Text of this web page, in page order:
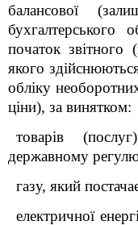
балансової
бухгалтерського
початок звітного
якого
обліку
ціни), за винятком:
товарів
державному
газу, який
електричної